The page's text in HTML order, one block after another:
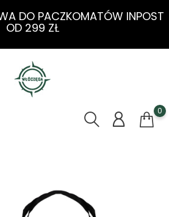
DO PACZKOMATÓW INPOST
OD 299 ZŁ
0